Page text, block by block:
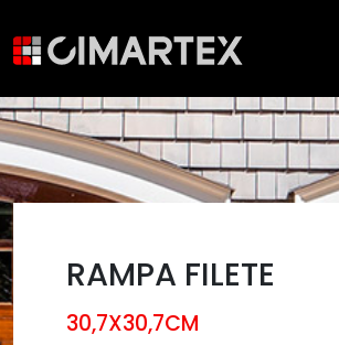
RAMPA FILETE
30,7X30,7CM